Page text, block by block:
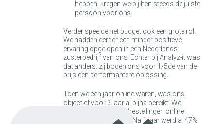
hebben, kregen we bij hen steeds de juiste
persoon voor ons.
Verder speelde het budget ook een grote rol.
We hadden eerder een minder positieve
ervaring opgelopen in een Nederlands
zusterbedrijf van ons. Echter bij Analyz-it was
dat anders: zij boden ons voor 1/5de van de
prijs een performantere oplossing.
Toen we een jaar online waren, was ons
objectief voor 3 jaar al bijna bereikt. We
wilden 50% van onze bestellingen online
verwerken tegen 2010. Na 1 jaar werd al 47%